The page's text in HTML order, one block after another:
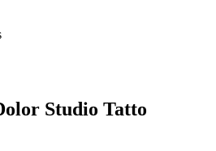
Studio Tatto